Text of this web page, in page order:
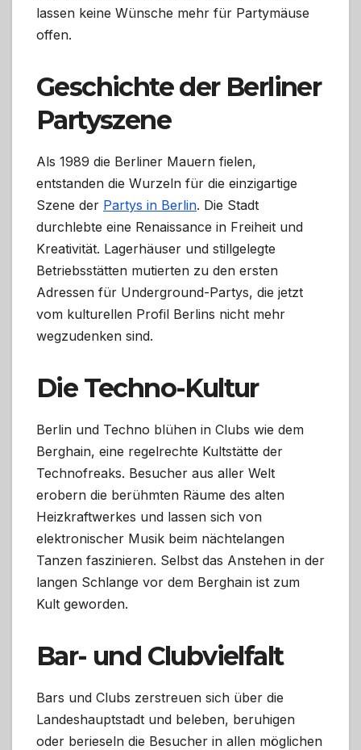
lassen keine Wünsche mehr für Partymäuse
offen.
Geschichte der Berliner
Partyszene
Als 1989 die Berliner Mauern fielen,
entstanden die Wurzeln für die einzigartige
Szene der Partys in Berlin. Die Stadt
durchlebte eine Renaissance in Freiheit und
Kreativität. Lagerhäuser und stillgelegte
Betriebsstätten mutierten zu den ersten
Adressen für Underground-Partys, die jetzt
vom kulturellen Profil Berlins nicht mehr
wegzudenken sind.
Die Techno-Kultur
Berlin und Techno blühen in Clubs wie dem
Berghain, eine regelrechte Kultstätte der
Technofreaks. Besucher aus aller Welt
erobern die berühmten Räume des alten
Heizkraftwerkes und lassen sich von
elektronischer Musik beim nächtelangen
Tanzen faszinieren. Selbst das Anstehen in der
langen Schlange vor dem Berghain ist zum
Kult geworden.
Bar- und Clubvielfalt
Bars und Clubs zerstreuen sich über die
Landeshauptstadt und beleben, beruhigen
oder berieseln die Besucher in allen möglichen